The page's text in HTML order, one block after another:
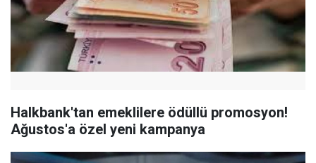
Halkbank'tan emeklilere ödüllü promosyon!
Ağustos'a özel yeni kampanya